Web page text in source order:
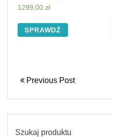
1299,00 zł
SPRAWDŹ
Previous Post
Szukaj produktu